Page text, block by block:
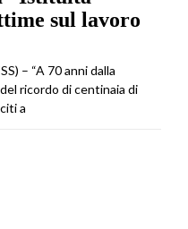
sul lavoro
– “A 70 anni dalla
ricordo di centinaia di
a